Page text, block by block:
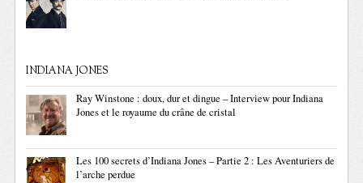
INDIANA JONES
Ray Winstone : doux, dur et dingue – Interview pour Indiana
Jones et le royaume du crâne de cristal
Les 100 secrets d’Indiana Jones – Partie 2 : Les Aventuriers de
l’arche perdue